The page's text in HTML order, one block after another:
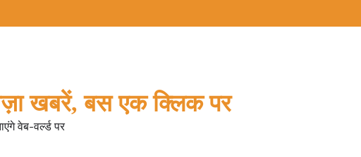
खबरें, बस एक क्लिक पर
वेब-वर्ल्ड पर